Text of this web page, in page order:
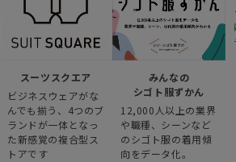
スーツスクエア
ビジネスウェアがな
んでも揃う、4つのブ
ランドが一体となっ
た新感覚の複合型ス
トアです
みんなの
シゴト服ずかん
12,000人以上の業界
や職種、シーンなど
のシゴト服の着用傾
向をデータ化。